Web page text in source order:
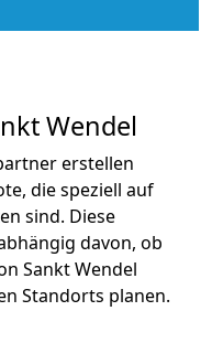
Wendel
erstellen
die speziell auf
sind. Diese
davon, ob
Sankt Wendel
Standorts planen.